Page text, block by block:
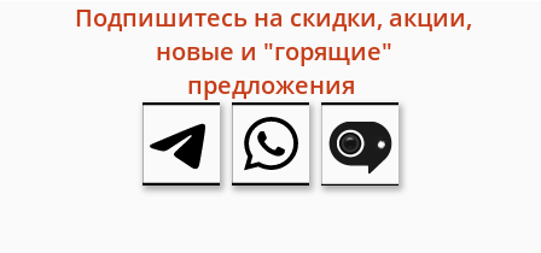
Подпишитесь на скидки, акции,
новые и "горящие"
предложения